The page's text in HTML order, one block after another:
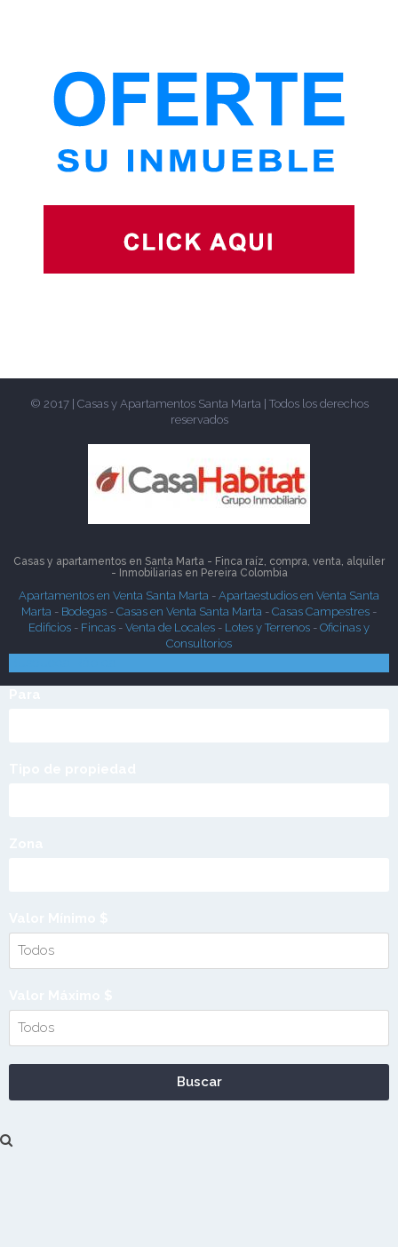
© 2017 | Casas y Apartamentos Santa Marta | Todos los derechos
reservados
Casas y apartamentos en Santa Marta - Finca raíz, compra, venta, alquiler
- Inmobiliarias en Pereira Colombia
Apartamentos en Venta Santa Marta - Apartaestudios en Venta Santa
Marta - Bodegas - Casas en Venta Santa Marta - Casas Campestres -
Edificios - Fincas - Venta de Locales - Lotes y Terrenos - Oficinas y
Consultorios